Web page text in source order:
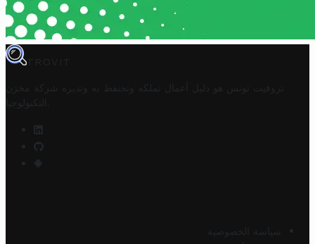
TROVIT
تروفيت تونس هو دليل أعمال تملكه وتحتفظ به وتديره
شركة مخزن
التكنولوجيا
سياسة الخصوصية